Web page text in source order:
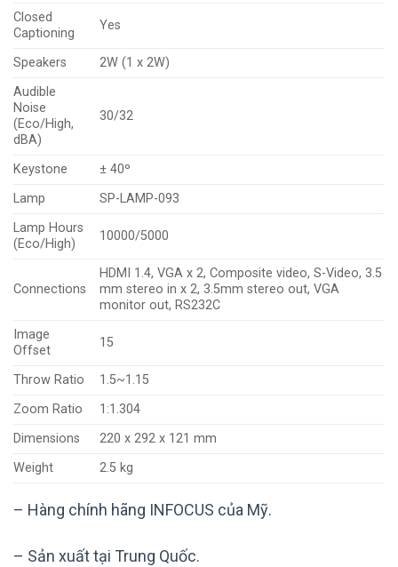
Closed
Captioning
Yes
Speakers
2W (1 x 2W)
Audible
Noise
(Eco/High,
dBA)
30/32
Keystone
± 40º
Lamp
SP-LAMP-093
Lamp Hours
(Eco/High)
10000/5000
Connections
HDMI 1.4, VGA x 2, Composite video, S-Video, 3.5
mm stereo in x 2, 3.5mm stereo out, VGA
monitor out, RS232C
Image
Offset
15
Throw Ratio
1.5~1.15
Zoom Ratio
1:1.304
Dimensions
220 x 292 x 121 mm
Weight
2.5 kg
– Hàng chính hãng INFOCUS của Mỹ.
– Sản xuất tại Trung Quốc.